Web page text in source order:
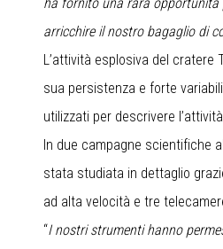
ha fornito una rara opportunità
arricchire il nostro bagaglio di
L’attività esplosiva del cratere
sua persistenza e forte
utilizzati per descrivere
In due campagne scientifiche
stata studiata in dettaglio
ad alta velocità e tre
“I nostri strumenti hanno